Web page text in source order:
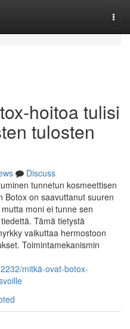
hoitoa tulisi
tulosten
Discuss
tunnetun kosmeettisen
Botox on saavuttanut suuren
moni ei tunne sen
Tämä tietystä
vaikuttaa hermostoon
Toimintamekanismin
mitkä-ovat-botox-